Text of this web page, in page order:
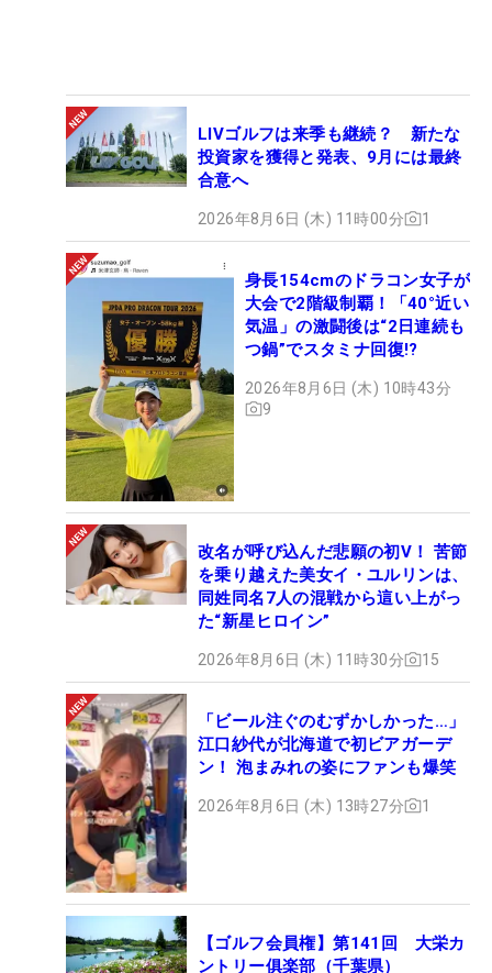
LIVゴルフは来季も継続？ 新たな
投資家を獲得と発表、9月には最終
合意へ
2026年8月6日 (木) 11時00分 1
身長154cmのドラコン女子が
大会で2階級制覇！「40°近い
気温」の激闘後は“2日連続も
つ鍋”でスタミナ回復!?
2026年8月6日 (木) 10時43分
9
改名が呼び込んだ悲願の初V！ 苦節
を乗り越えた美女イ・ユルリンは、
同姓同名7人の混戦から這い上がっ
た“新星ヒロイン”
2026年8月6日 (木) 11時30分 15
「ビール注ぐのむずかしかった…」
江口紗代が北海道で初ビアガーデ
ン！ 泡まみれの姿にファンも爆笑
2026年8月6日 (木) 13時27分 1
【ゴルフ会員権】第141回 大栄カ
ントリー俱楽部（千葉県）